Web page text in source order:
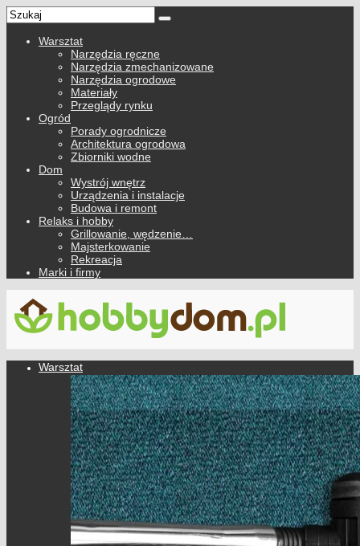
Warsztat
Narzędzia ręczne
Narzędzia zmechanizowane
Narzędzia ogrodowe
Materiały
Przeglądy rynku
Ogród
Porady ogrodnicze
Architektura ogrodowa
Zbiorniki wodne
Dom
Wystrój wnętrz
Urządzenia i instalacje
Budowa i remont
Relaks i hobby
Grillowanie, wędzenie…
Majsterkowanie
Rekreacja
Marki i firmy
Warsztat